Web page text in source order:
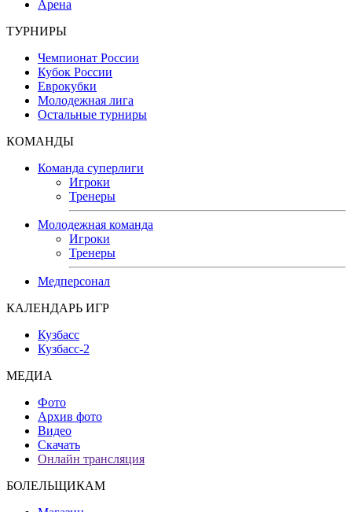
Арена
ТУРНИРЫ
Чемпионат России
Кубок России
Еврокубки
Молодежная лига
Остальные турниры
КОМАНДЫ
Команда суперлиги
Игроки
Тренеры
Молодежная команда
Игроки
Тренеры
Медперсонал
КАЛЕНДАРЬ ИГР
Кузбасс
Кузбасс-2
МЕДИА
Фото
Архив фото
Видео
Скачать
Онлайн трансляция
БОЛЕЛЬЩИКАМ